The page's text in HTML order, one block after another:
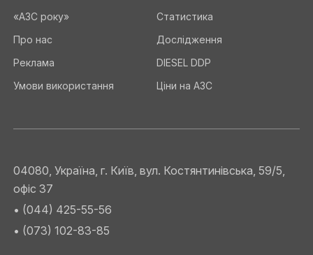
«АЗС року»
Про нас
Реклама
Умови використання
Статистика
Дослідження
DIESEL DDP
Ціни на АЗС
04080, Україна, г. Київ, вул. Костянтинівська, 59/5,
офіс 37
• (044) 425-55-56
• (073) 102-83-85